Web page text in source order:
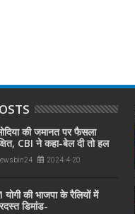
की जमानत पर फैसला
CBI ने कहा-बेल दी तो हल
इनका मकसद2024-4-20
योगी की भाजपा के रैलियों में
डिमांड-